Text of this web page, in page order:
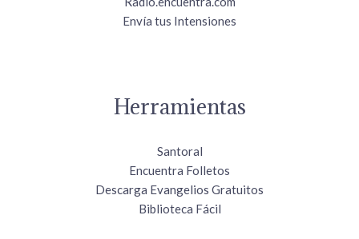
Envía tus Intensiones
Herramientas
Santoral
Encuentra Folletos
Descarga Evangelios Gratuitos
Biblioteca Fácil